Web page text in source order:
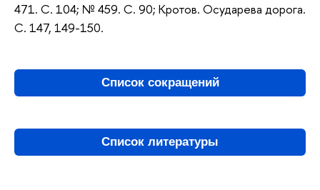
471. С. 104; № 459. С. 90; Кротов. Осударева дорога.
С. 147, 149-150.
Список сокращений
Список литературы